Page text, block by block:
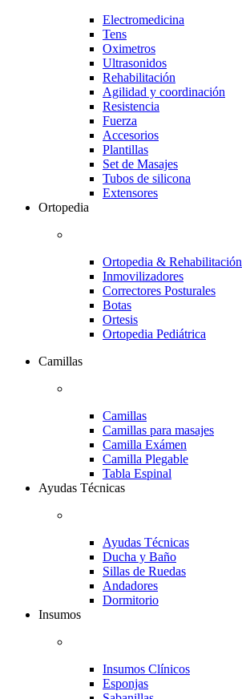
Electromedicina
Tens
Oximetros
Ultrasonidos
Rehabilitación
Agilidad y coordinación
Resistencia
Fuerza
Accesorios
Plantillas
Set de Masajes
Tubos de silicona
Extensores
Ortopedia
Ortopedia & Rehabilitación
Inmovilizadores
Correctores Posturales
Botas
Ortesis
Ortopedia Pediátrica
Camillas
Camillas
Camillas para masajes
Camilla Exámen
Camilla Plegable
Tabla Espinal
Ayudas Técnicas
Ayudas Técnicas
Ducha y Baño
Sillas de Ruedas
Andadores
Dormitorio
Insumos
Insumos Clínicos
Esponjas